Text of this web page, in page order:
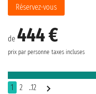
de 444 €
prix par personne taxes incluses
Réservez-vous
1 2 ..12